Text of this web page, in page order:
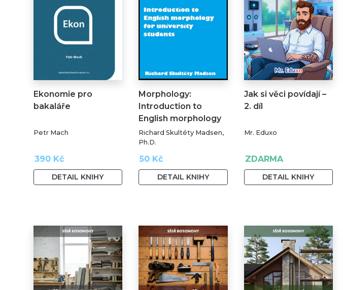
Ekonomie pro
bakaláře
Petr Mach
390 Kč
DETAIL KNIHY
Morphology:
Introduction to
English morphology
for…
Richard Skultéty Madsen,
Ph.D.
50 Kč
DETAIL KNIHY
Jak si věci povídají –
2. díl
Mr. Eduxo
ZDARMA
DETAIL KNIHY